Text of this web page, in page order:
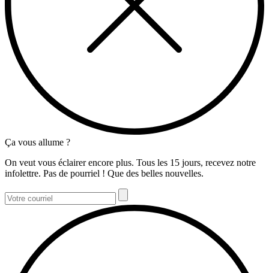
Ça vous allume ?
On veut vous éclairer encore plus. Tous les 15 jours, recevez notre
infolettre. Pas de pourriel ! Que des belles nouvelles.